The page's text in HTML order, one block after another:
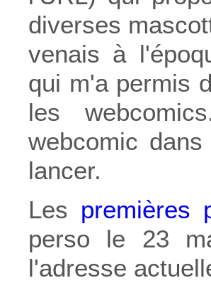
diverses
venais à
qui m'a permis
les
webcomic
lancer.
Les premières
perso le 23
l'adresse